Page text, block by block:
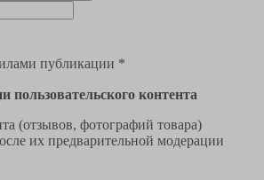
публикации *
пользовательского контента
(отзывов, фотографий товара)
их предварительной модерации